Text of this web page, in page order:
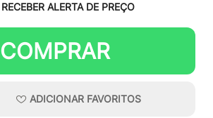
RECEBER ALERTA DE PREÇO
COMPRAR
ADICIONAR FAVORITOS